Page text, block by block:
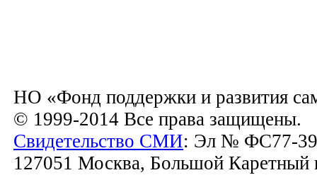
НО «Фонд поддержки и развития
© 1999-2014 Все права защищены.
Свидетельство СМИ: Эл № ФС77-
127051 Москва, Большой Каретный